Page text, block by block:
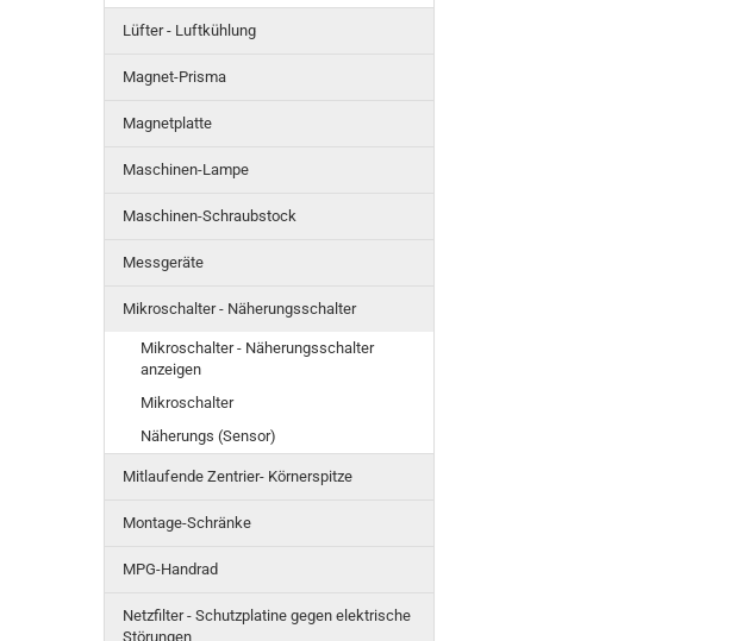
Lüfter - Luftkühlung
Magnet-Prisma
Magnetplatte
Maschinen-Lampe
Maschinen-Schraubstock
Messgeräte
Mikroschalter - Näherungsschalter
Mikroschalter - Näherungsschalter
anzeigen
Mikroschalter
Näherungs (Sensor)
Mitlaufende Zentrier- Körnerspitze
Montage-Schränke
MPG-Handrad
Netzfilter - Schutzplatine gegen elektrische
Störungen